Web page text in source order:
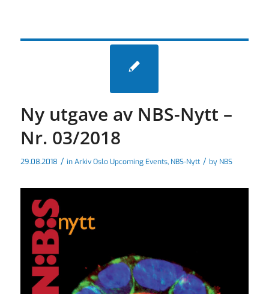
Ny utgave av NBS-Nytt –
Nr. 03/2018
29.08.2018 / inArkiv Oslo Upcoming Events, NBS-Nytt / by NBS